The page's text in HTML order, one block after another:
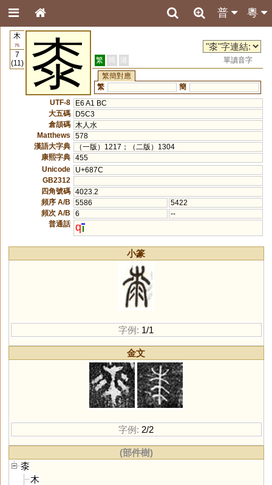
粵
普
木
75
7
(11)
桼 繁 簡 港
單讀音字
繁簡對應
繁
簡
UTF-8
E6 A1 BC
大五碼
D5C3
倉頡碼
木人水
Matthews
578
漢語大字典
（一版）1217；（二版）1304
康熙字典 455
Unicode
U+687C
GB2312
四角號碼 4023.2
頻序 A/B
5586
5422
頻次 A/B
6
--
普通話 q
小篆
字例: 1/1
金文
字例: 2/2
(部件樹)
桼
木